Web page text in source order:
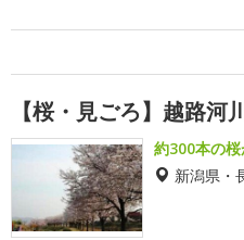
【桜・見ごろ】越路河
約300本の
新潟県・